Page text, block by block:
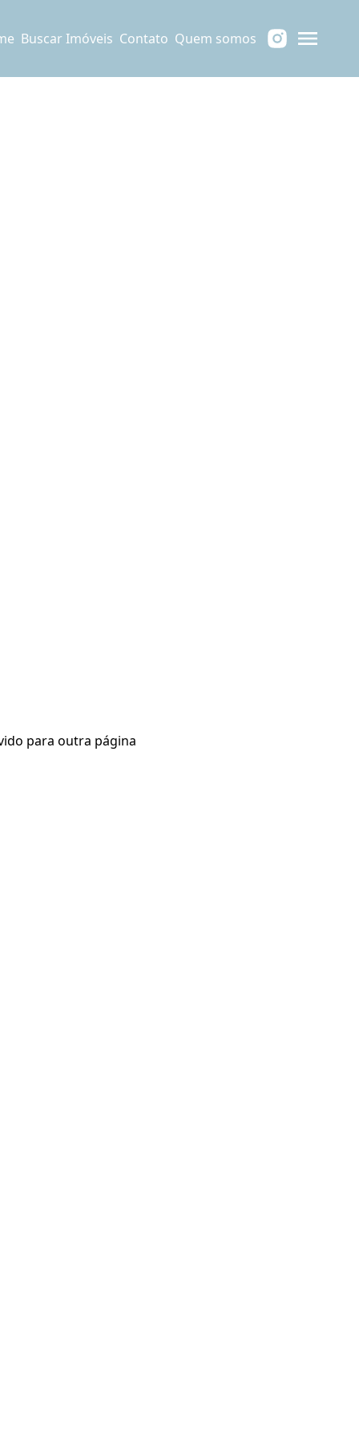
Buscar Imóveis Contato Quem somos
para outra página